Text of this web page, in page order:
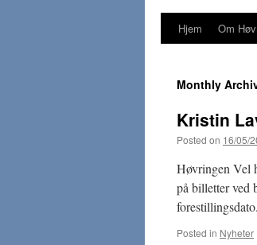
Skip
content
Hjem Om
Monthly
Kristin
Posted on 16/05/
Høvringen Vel
på billetter ved
Posted in Nyheter